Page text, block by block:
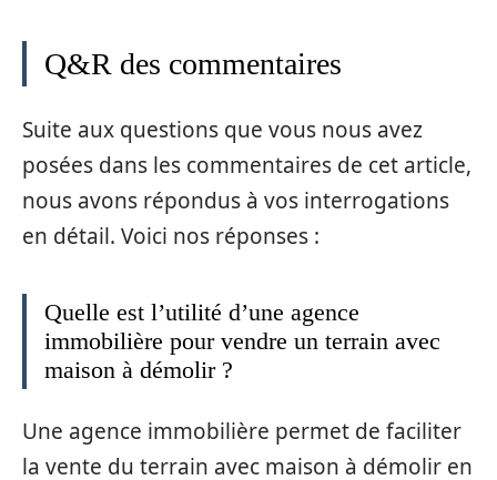
Q&R des commentaires
Suite aux questions que vous nous avez
posées dans les commentaires de cet article,
nous avons répondus à vos interrogations
en détail. Voici nos réponses :
Quelle est l’utilité d’une agence
immobilière pour vendre un terrain avec
maison à démolir ?
Une agence immobilière permet de faciliter
la vente du terrain avec maison à démolir en